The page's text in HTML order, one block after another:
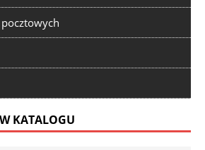
KATALOGU